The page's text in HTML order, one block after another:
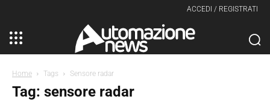
ACCEDI / REGISTRATI
Home Tags Sensore radar
Tag: sensore radar